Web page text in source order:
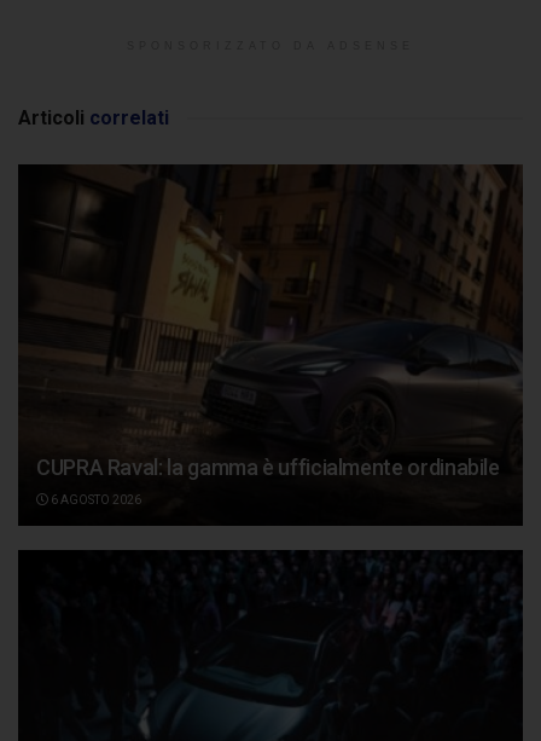
Articoli correlati
CUPRA Raval: la gamma è ufficialmente ordinabile
6 AGOSTO 2026